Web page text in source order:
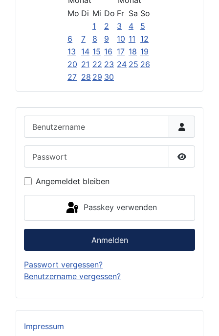
Passwort
Angemeldet bleiben
Passkey verwenden
Anmelden
Passwort vergessen?
Benutzername vergessen?
Mo Di Mi Do Fr Sa So
1
2 3 4
5
6
7 8 9 10 11 12
13
14 15 16 17 18 19
20 21 22 23 24 25 26
27 28 29 30
Impressum